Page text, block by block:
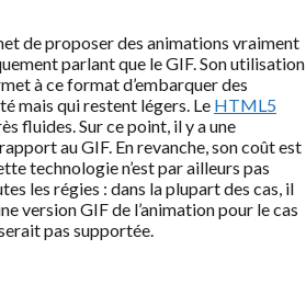
de proposer des animations vraiment
parlant que le GIF. Son utilisation
à ce format d’embarquer des
mais qui restent légers. Le HTML5
fluides. Sur ce point, il y a une
au GIF. En revanche, son coût est
technologie n’est par ailleurs pas
les régies : dans la plupart des cas, il
version GIF de l’animation pour le cas
pas supportée.